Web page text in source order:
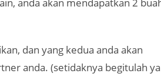
anda akan mendapatkan 2
dan yang kedua anda akan
anda. (setidaknya begitulah